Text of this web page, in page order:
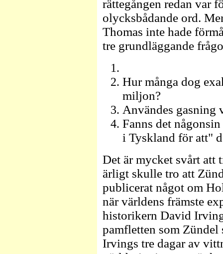
rättegången redan var
olycksbådande ord.
Thomas inte hade
tre grundläggande
Hur många dog
miljon?
Användes gasning
Fanns det
i Tyskland för att"
Det är mycket svårt att
ärligt skulle tro att
publicerat något om
när världens främste
historikern David
pamfletten som
Irvings tre dagar av